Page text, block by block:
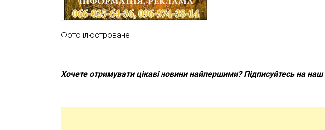
Фото ілюстроване
Хочете отримувати цікаві новини найпершими? Підписуйтесь на наш